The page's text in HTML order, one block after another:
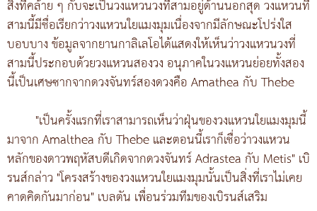
สิ่งที่คล้าย ๆ กับจะเป็นวงแหวนวงที่สามอยู่ด้านนอกสุด วงแหวนที่
สามนี้มีชื่อเรียกว่าวงแหวนใยแมงมุมเนื่องจากมีลักษณะโปร่งใส
บอบบาง ข้อมูลจากยานกาลิเลโอได้แสดงให้เห็นว่าวงแหวนวงที่
สามนี้ประกอบด้วยวงแหวนสองวง อนุภาคในวงแหวนย่อยทั้งสอง
นี้เป็นเศษซากจากดวงจันทร์สองดวงคือ Amathea กับ Thebe
"เป็นครั้งแรกที่เราสามารถเห็นว่าฝุ่นของวงแหวนใยแมงมุมนี้
มาจาก Amalthea กับ Thebe และตอนนี้เราก็เชื่อว่าวงแหวน
หลักของดาวพฤหัสบดีเกิดจากดวงจันทร์ Adrastea กับ Metis" เบิ
รนส์กล่าว "โครงสร้างของวงแหวนใยแมงมุมนั้นเป็นสิ่งที่เราไม่เคย
คาดคิดกันมาก่อน" เบลตัน เพื่อนร่วมทีมของเบิรนส์เสริม